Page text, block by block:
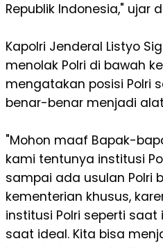
Republik Indonesia," ujar
Kapolri Jenderal Listyo
menolak Polri di bawah
mengatakan posisi Polri
benar-benar menjadi
"Mohon maaf Bapak-
kami tentunya institusi
sampai ada usulan Polri
kementerian khusus,
institusi Polri seperti
saat ideal. Kita bisa